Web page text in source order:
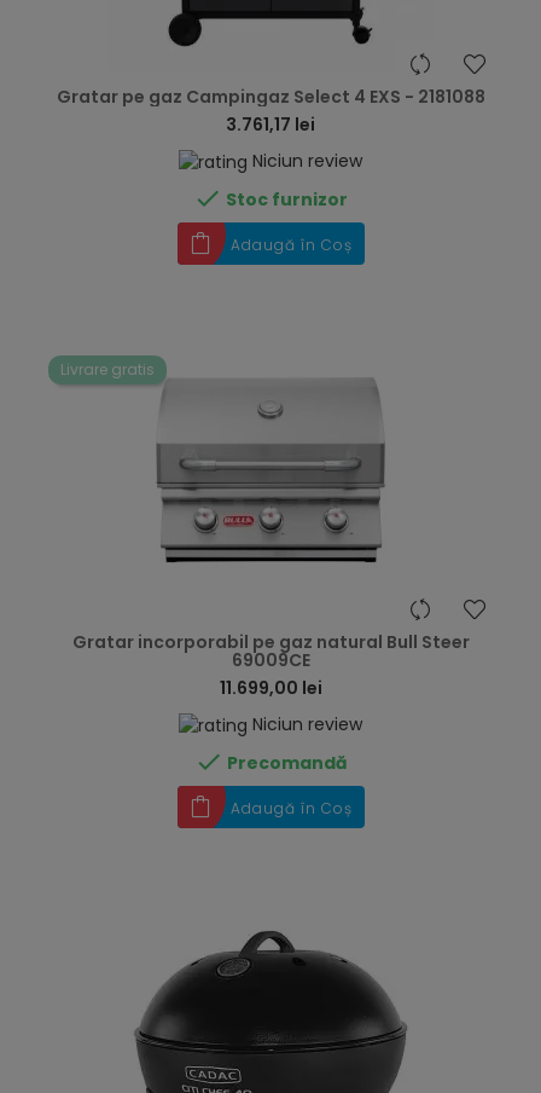
Gratar pe gaz Campingaz Select 4 EXS - 2181088
3.761,17 lei
Niciun review
 Stoc furnizor
Adaugă în Coș
Livrare gratis
Gratar incorporabil pe gaz natural Bull Steer
69009CE
11.699,00 lei
Niciun review
 Precomandă
Adaugă în Coș